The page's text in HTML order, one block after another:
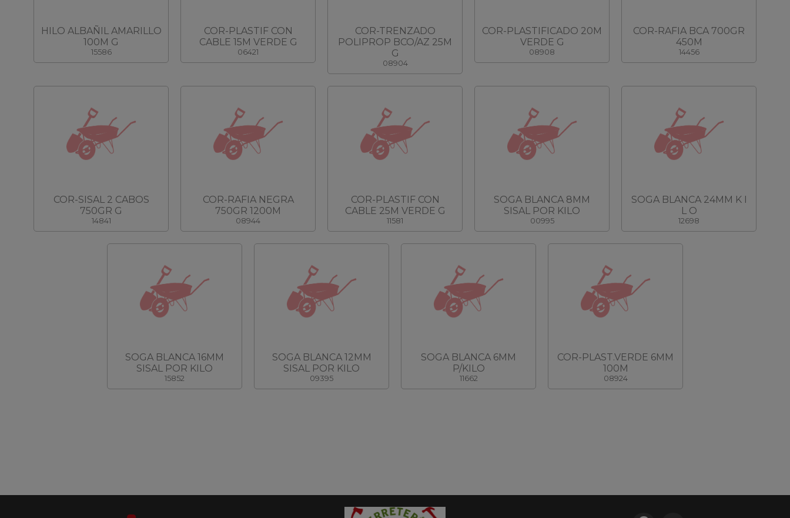
HILO ALBAÑIL AMARILLO
100M G
15586
COR-PLASTIF CON
CABLE 15M VERDE G
06421
COR-TRENZADO
POLIPROP BCO/AZ 25M
G
08904
COR-PLASTIFICADO 20M
VERDE G
08908
COR-RAFIA BCA 700GR
450M
14456
COR-SISAL 2 CABOS
750GR G
14841
COR-RAFIA NEGRA
750GR 1200M
08944
COR-PLASTIF CON
CABLE 25M VERDE G
11581
SOGA BLANCA 8MM
SISAL POR KILO
00995
SOGA BLANCA 24MM K I
L O
12698
SOGA BLANCA 16MM
SISAL POR KILO
15852
SOGA BLANCA 12MM
SISAL POR KILO
09395
SOGA BLANCA 6MM
P/KILO
11662
COR-PLAST.VERDE 6MM
100M
08924